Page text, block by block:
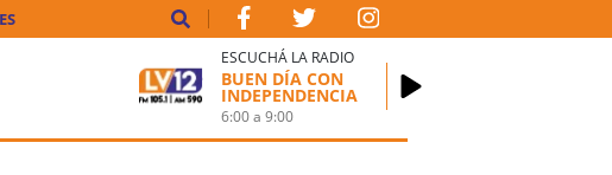
ESCUCHÁ LA RADIO
BUEN DÍA CON
INDEPENDENCIA
6:00a9:00